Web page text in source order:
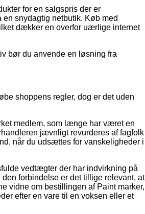
for en salgspris der er
snydagtig netbutik. Køb med
dækker en overfor uærlige internet
bør du anvende en løsning fra
shoppens regler, dog er det uden
medlem, som længe har været en
jævnligt revurderes af fagfolk
når du udsættes for vanskeligheder i
vedtægter der har indvirkning på
forbindelse er det tillige relevant, at
vidne om bestillingen af Paint marker,
efter en vare til en voksen eller et